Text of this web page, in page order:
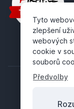
Tyto
zlepšení
webových
cookie v
souborů
Předvolby